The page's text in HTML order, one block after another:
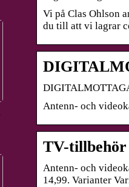
Vi på Clas Ohlson
du till att vi lagrar
Antenn- och
TV-tillbehör
Antenn- och
14,99. Varianter